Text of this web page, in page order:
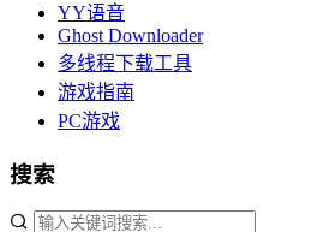
YY语音
Ghost Downloader
多线程下载工具
游戏指南
PC游戏
搜索